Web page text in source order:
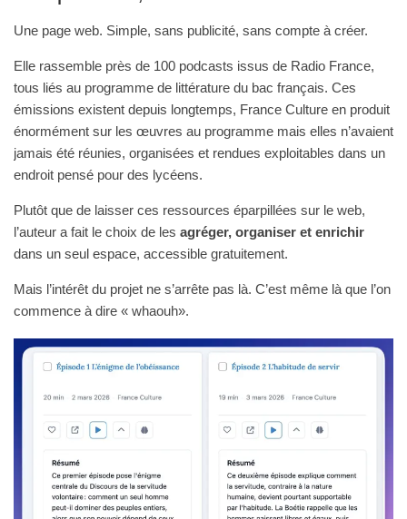
Une page web. Simple, sans publicité, sans compte à créer.
Elle rassemble près de 100 podcasts issus de Radio France,
tous liés au programme de littérature du bac français. Ces
émissions existent depuis longtemps, France Culture en produit
énormément sur les œuvres au programme mais elles n’avaient
jamais été réunies, organisées et rendues exploitables dans un
endroit pensé pour des lycéens.
Plutôt que de laisser ces ressources éparpillées sur le web,
l’auteur a fait le choix de les agréger, organiser et enrichir
dans un seul espace, accessible gratuitement.
Mais l’intérêt du projet ne s’arrête pas là. C’est même là que l’on
commence à dire « whaouh».